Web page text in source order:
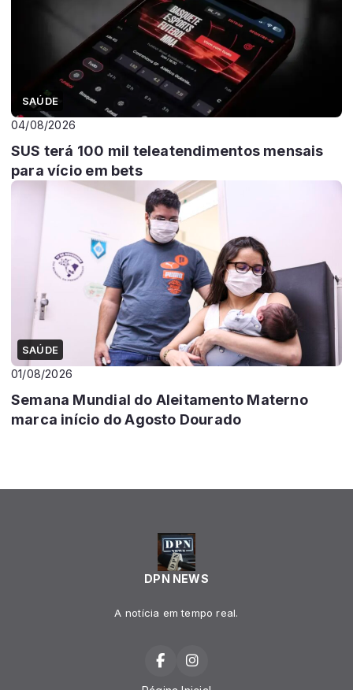
SAÚDE
04/08/2026
SUS terá 100 mil teleatendimentos mensais
para vício em bets
SAÚDE
01/08/2026
Semana Mundial do Aleitamento Materno
marca início do Agosto Dourado
DPN NEWS
A notícia em tempo real.